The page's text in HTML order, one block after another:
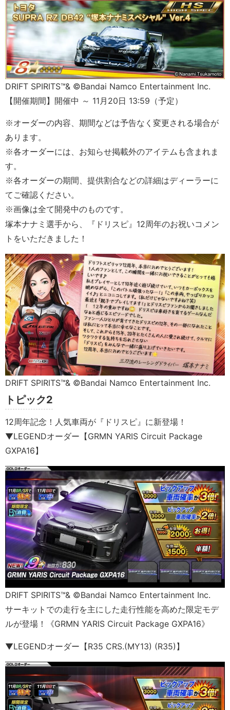
DRIFT SPIRITS™& ©Bandai Namco Entertainment Inc.
【開催期間】開催中 ～ 11月20日 13:59（予定）
※オーダーの内容、期間などは予告なく変更される場合が
あります。
※各オーダーには、お知らせ掲載外のアイテムも含まれま
す。
※各オーダーの期間、提供割合などの詳細はディーラーに
てご確認ください。
※画像は全て開発中のものです。
塚本ナナミ選手から、『ドリスピ』12周年のお祝いコメン
トをいただきました！
DRIFT SPIRITS™& ©Bandai Namco Entertainment Inc.
トピック2
12周年記念！人気車両が『ドリスピ』に新登場！
▼LEGENDオーダー【GRMN YARIS Circuit Package
GXPA16】
DRIFT SPIRITS™& ©Bandai Namco Entertainment Inc.
サーキットでの走行を主にした走行性能を高めた限定モデ
ルが登場！《GRMN YARIS Circuit Package GXPA16》
▼LEGENDオーダー【R35 CRS.(MY13) (R35)】